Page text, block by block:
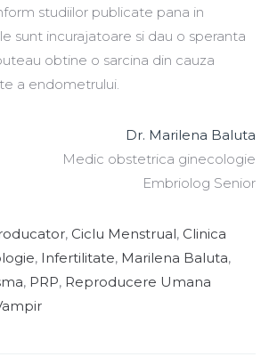
studiilor publicate pana in
sunt incurajatoare si dau o speranta
obtine o sarcina din cauza
a endometrului.
Dr. Marilena Baluta
Medic obstetrica ginecologie
Embriolog Senior
, Ciclu Menstrual, Clinica
, Infertilitate, Marilena Baluta,
, PRP, Reproducere Umana